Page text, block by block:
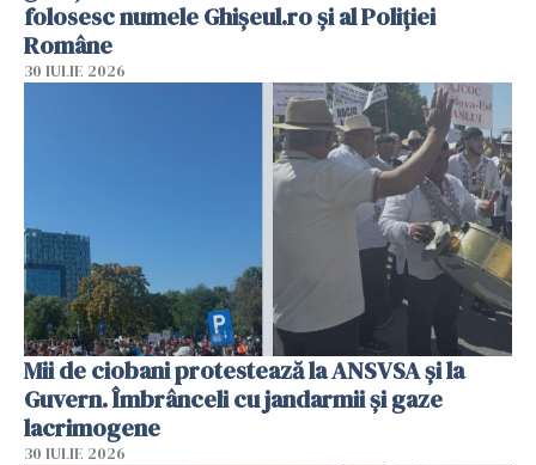
folosesc numele Ghișeul.ro și al Poliției
Române
30 IULIE 2026
Mii de ciobani protestează la ANSVSA și la
Guvern. Îmbrânceli cu jandarmii și gaze
lacrimogene
30 IULIE 2026